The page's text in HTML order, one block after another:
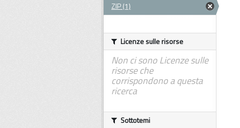
ZIP (1)
Licenze sulle risorse
Non ci sono Licenze sulle
risorse che
corrispondono a questa
ricerca
Sottotemi